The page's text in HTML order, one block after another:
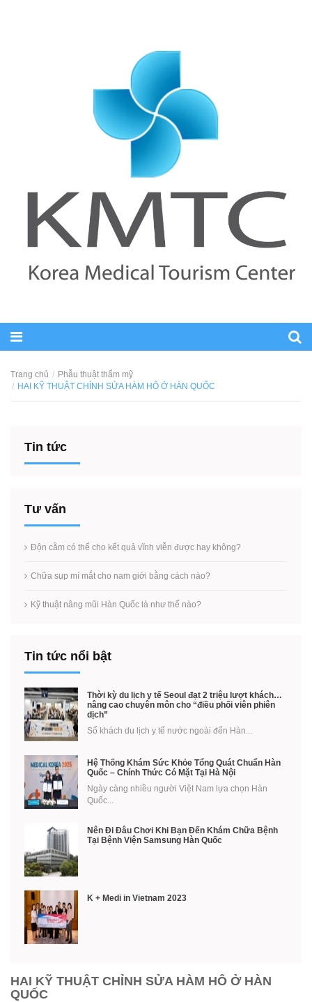
Trang chủ
Phẫu thuật thẩm mỹ
HAI KỸ THUẬT CHỈNH SỬA HÀM HÔ Ở HÀN QUỐC
Tin tức
Tư vấn
Độn cằm có thể cho kết quả vĩnh viễn được hay không?
Chữa sụp mí mắt cho nam giới bằng cách nào?
Kỹ thuật nâng mũi Hàn Quốc là như thế nào?
Tin tức nổi bật
Thời kỳ du lịch y tế Seoul đạt 2 triệu lượt khách…
nâng cao chuyên môn cho “điều phối viên phiên
dịch”
Số khách du lịch y tế nước ngoài đến Hàn...
Hệ Thống Khám Sức Khỏe Tổng Quát Chuẩn Hàn
Quốc – Chính Thức Có Mặt Tại Hà Nội
Ngày càng nhiều người Việt Nam lựa chọn Hàn
Quốc...
Nên Đi Đâu Chơi Khi Bạn Đến Khám Chữa Bệnh
Tại Bệnh Viện Samsung Hàn Quốc
K + Medi in Vietnam 2023
HAI KỸ THUẬT CHỈNH SỬA HÀM HÔ Ở HÀN
QUỐC